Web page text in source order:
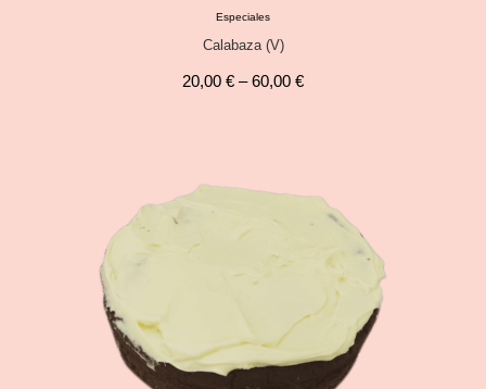
Especiales
Calabaza (V)
20,00 € –60,00 €